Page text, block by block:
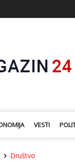
VESTI
Društvo